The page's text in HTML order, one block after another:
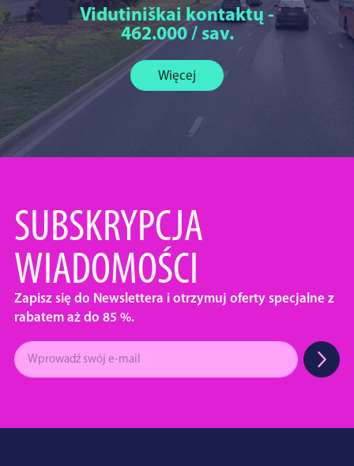
Vidutiniškai kontaktų -
462.000 / sav.
Więcej
SUBSKRYPCJA
WIADOMOŚCI
Zapisz się do Newslettera i otrzymuj oferty specjalne z
rabatem aż do 85 %.